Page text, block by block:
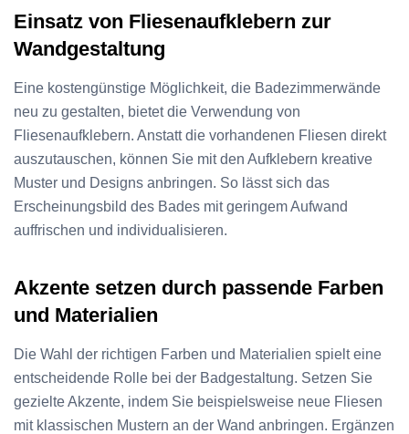
Einsatz von Fliesenaufklebern zur
Wandgestaltung
Eine kostengünstige Möglichkeit, die Badezimmerwände
neu zu gestalten, bietet die Verwendung von
Fliesenaufklebern. Anstatt die vorhandenen Fliesen direkt
auszutauschen, können Sie mit den Aufklebern kreative
Muster und Designs anbringen. So lässt sich das
Erscheinungsbild des Bades mit geringem Aufwand
auffrischen und individualisieren.
Akzente setzen durch passende Farben
und Materialien
Die Wahl der richtigen Farben und Materialien spielt eine
entscheidende Rolle bei der Badgestaltung. Setzen Sie
gezielte Akzente, indem Sie beispielsweise neue Fliesen
mit klassischen Mustern an der Wand anbringen. Ergänzen